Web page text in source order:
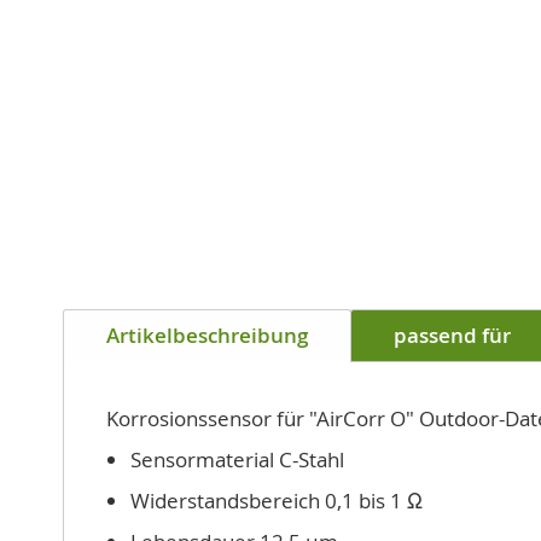
Anfang
springen
Artikelbeschreibung passend für
Korrosionssensor für "AirCorr O" Outdoor-
Sensormaterial C-Stahl
Widerstandsbereich 0,1 bis 1 Ω